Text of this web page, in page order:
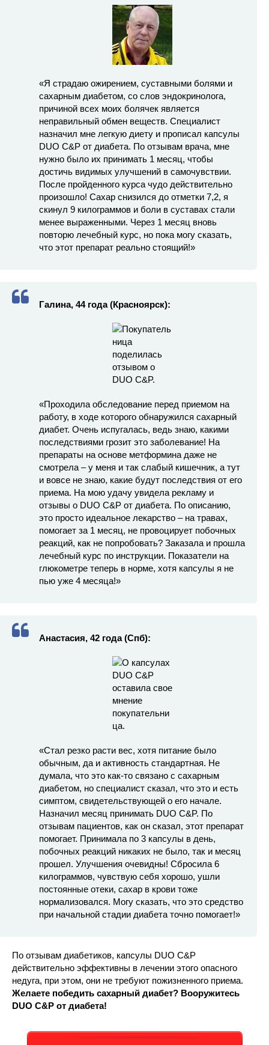
«Я страдаю ожирением, суставными болями и
сахарным диабетом, со слов эндокринолога,
причиной всех моих болячек является
неправильный обмен веществ. Специалист
назначил мне легкую диету и прописал капсулы
DUO C&P от диабета. По отзывам врача, мне
нужно было их принимать 1 месяц, чтобы
достичь видимых улучшений в самочувствии.
После пройденного курса чудо действительно
произошло! Сахар снизился до отметки 7,2, я
скинул 9 килограммов и боли в суставах стали
менее выраженными. Через 1 месяц вновь
повторю лечебный курс, но пока могу сказать,
что этот препарат реально стоящий!»
Галина, 44 года (Красноярск):
«Проходила обследование перед приемом на
работу, в ходе которого обнаружился сахарный
диабет. Очень испугалась, ведь знаю, какими
последствиями грозит это заболевание! На
препараты на основе метформина даже не
смотрела – у меня и так слабый кишечник, а тут
и вовсе не знаю, какие будут последствия от его
приема. На мою удачу увидела рекламу и
отзывы о DUO C&P от диабета. По описанию,
это просто идеальное лекарство – на травах,
помогает за 1 месяц, не провоцирует побочных
реакций, как не попробовать? Заказала и прошла
лечебный курс по инструкции. Показатели на
глюкометре теперь в норме, хотя капсулы я не
пью уже 4 месяца!»
Анастасия, 42 года (Спб):
«Стал резко расти вес, хотя питание было
обычным, да и активность стандартная. Не
думала, что это как-то связано с сахарным
диабетом, но специалист сказал, что это и есть
симптом, свидетельствующей о его начале.
Назначил месяц принимать DUO C&P. По
отзывам пациентов, как он сказал, этот препарат
помогает. Принимала по 3 капсулы в день,
побочных реакций никаких не было, так и месяц
прошел. Улучшения очевидны! Сбросила 6
килограммов, чувствую себя хорошо, ушли
постоянные отеки, сахар в крови тоже
нормализовался. Могу сказать, что это средство
при начальной стадии диабета точно помогает!»
По отзывам диабетиков, капсулы DUO C&P
действительно эффективны в лечении этого опасного
недуга, при этом, они не требуют пожизненного приема.
Желаете победить сахарный диабет? Вооружитесь
DUO C&P от диабета!